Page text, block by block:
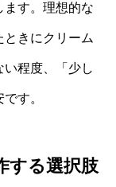
ます。理想的な
きにクリーム
程度、「少し
す。
する選択肢